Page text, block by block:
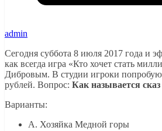
admin
Сегодня суббота 8 июля 2017 года и
как всегда игра «Кто хочет стать
Дибровым. В студии игроки
рублей. Вопрос: Как называется
Варианты:
A. Хозяйка Медной горы